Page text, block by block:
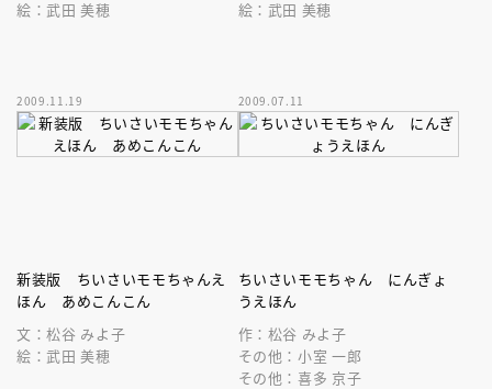
絵：武田 美穂
2009.11.19
絵：武田 美穂
2009.07.11
新装版 ちいさいモモちゃんえ
ほん あめこんこん
文：松谷 みよ子
絵：武田 美穂
ちいさいモモちゃん にんぎょ
うえほん
作：松谷 みよ子
その他：小室 一郎
その他：喜多 京子